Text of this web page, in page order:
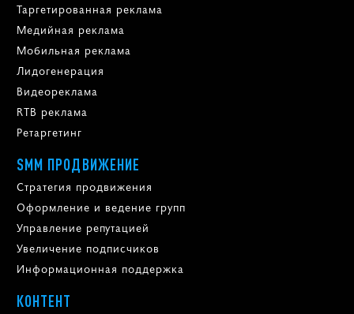
Таргетированная реклама
Медийная реклама
Мобильная реклама
Лидогенерация
Видеореклама
RTB реклама
Ретаргетинг
SMM ПРОДВИЖЕНИЕ
Стратегия продвижения
Оформление и ведение групп
Управление репутацией
Увеличение подписчиков
Информационная поддержка
КОНТЕНТ